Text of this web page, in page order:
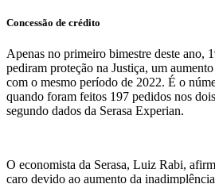
Concessão de crédito
Apenas no primeiro bimestre deste ano,
pediram proteção na Justiça, um
com o mesmo período de 2022. É o
quando foram feitos 197 pedidos nos
segundo dados da Serasa Experian.
O economista da Serasa, Luiz Rabi,
caro devido ao aumento da